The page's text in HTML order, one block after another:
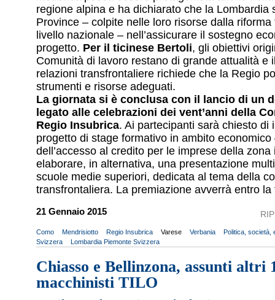
regione alpina e ha dichiarato che la Lombardia
Province – colpite nelle loro risorse dalla riforma
livello nazionale – nell’assicurare il sostegno
progetto. Per il ticinese Bertoli, gli obiettivi
Comunità di lavoro restano di grande attualità e
relazioni transfrontaliere richiede che la Regio
strumenti e risorse adeguati.
La giornata si è conclusa con il lancio di un
legato alle celebrazioni dei vent’anni della
Regio Insubrica. Ai partecipanti sarà chiesto di
progetto di stage formativo in ambito economico
dell’accesso al credito per le imprese della
elaborare, in alternativa, una presentazione
scuole medie superiori, dedicata al tema della
transfrontaliera. La premiazione avverrà entro la
21 Gennaio 2015
Como Mendrisiotto Regio Insubrica Varese Verbania
Politica, società,
Svizzera
Lombardia Piemonte Svizzera
Chiasso e Bellinzona, assunti altri
macchinisti TILO